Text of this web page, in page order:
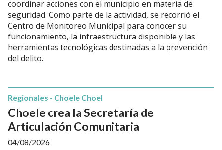
coordinar acciones con el municipio en materia de
seguridad. Como parte de la actividad, se recorrió el
Centro de Monitoreo Municipal para conocer su
funcionamiento, la infraestructura disponible y las
herramientas tecnológicas destinadas a la prevención
del delito.
Choele crea la Secretaría de
Articulación Comunitaria
Regionales - Choele Choel
04/08/2026